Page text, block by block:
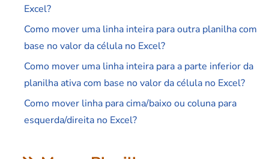
Excel?
Como mover uma linha inteira para outra planilha com
base no valor da célula no Excel?
Como mover uma linha inteira para a parte inferior da
planilha ativa com base no valor da célula no Excel?
Como mover linha para cima/baixo ou coluna para
esquerda/direita no Excel?